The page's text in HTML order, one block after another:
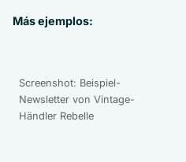
Más ejemplos:
Screenshot: Beispiel-
Newsletter von Vintage-
Händler Rebelle